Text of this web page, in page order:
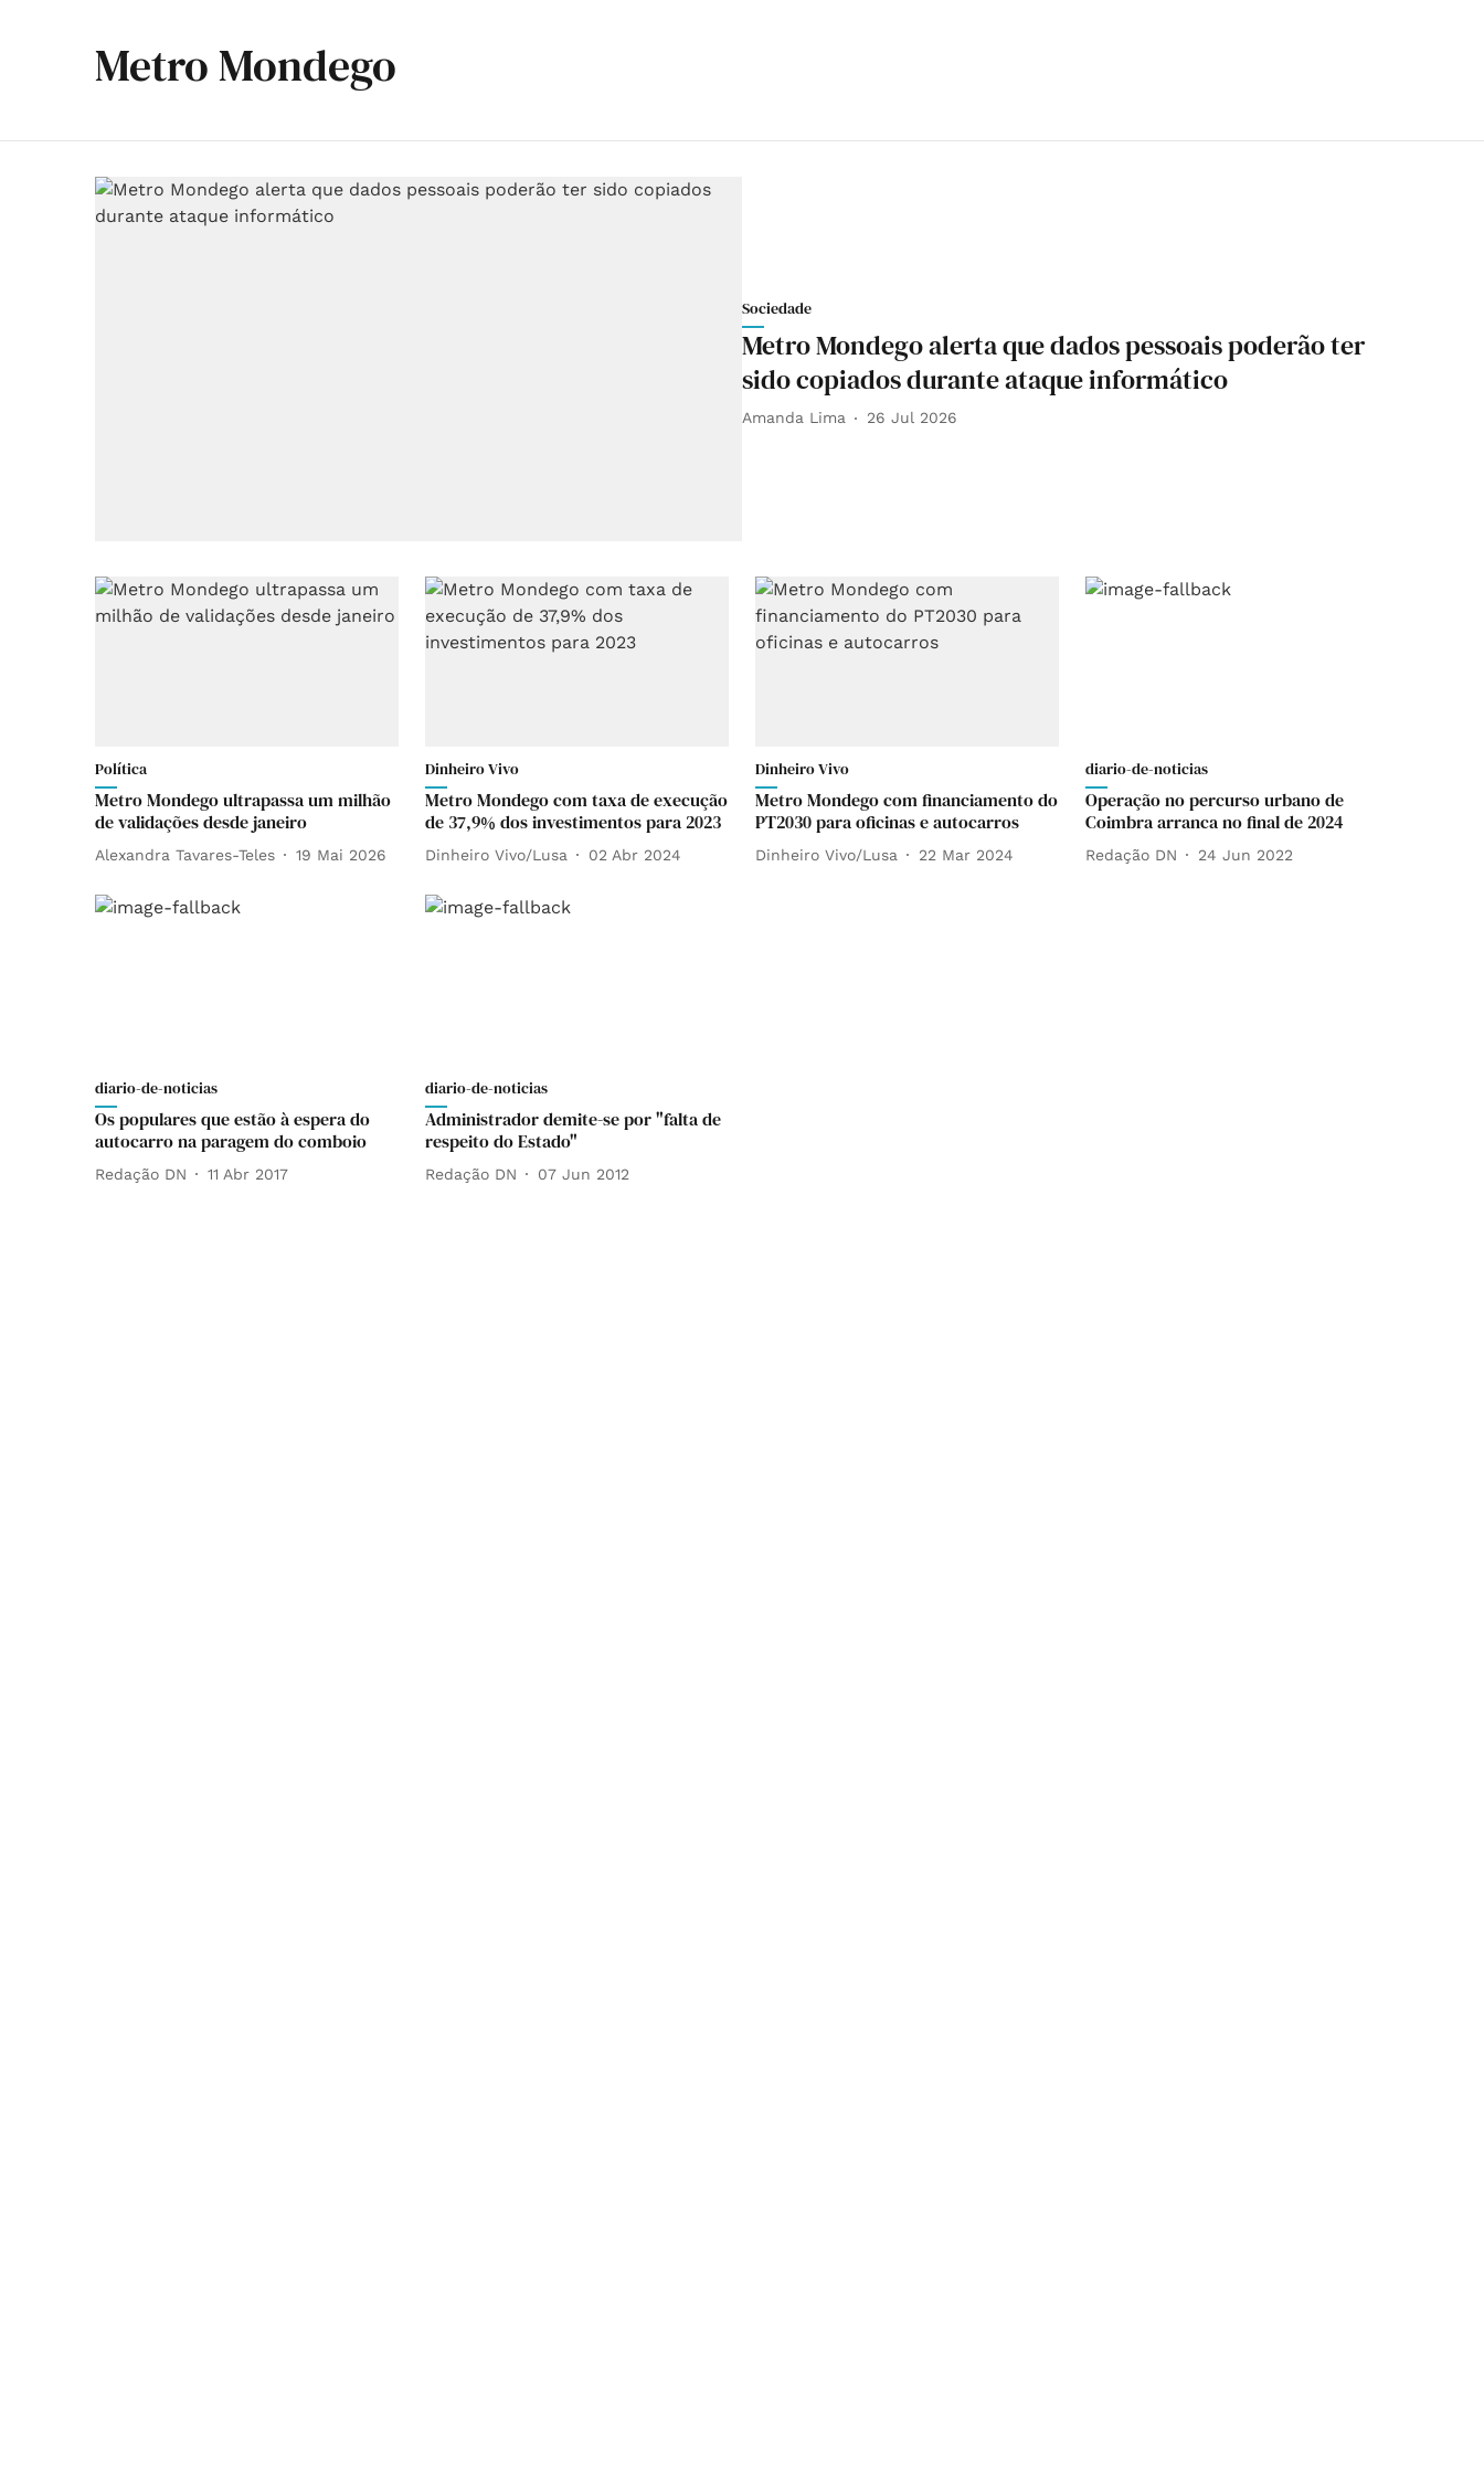
Metro Mondego
Sociedade
Metro Mondego alerta que dados pessoais poderão ter
sido copiados durante ataque informático
Amanda Lima 26 Jul 2026
Política
Metro Mondego ultrapassa um milhão
de validações desde janeiro
Alexandra Tavares-Teles 19 Mai 2026
Dinheiro Vivo
Metro Mondego com taxa de execução
de 37,9% dos investimentos para 2023
Dinheiro Vivo/Lusa 02 Abr 2024
Dinheiro Vivo
Metro Mondego com financiamento do
PT2030 para oficinas e autocarros
Dinheiro Vivo/Lusa 22 Mar 2024
diario-de-noticias
Operação no percurso urbano de
Coimbra arranca no final de 2024
Redação DN 24 Jun 2022
diario-de-noticias
Os populares que estão à espera do
autocarro na paragem do comboio
Redação DN 11 Abr 2017
diario-de-noticias
Administrador demite-se por "falta de
respeito do Estado"
Redação DN 07 Jun 2012